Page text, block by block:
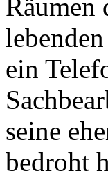
Räumen
ein
seine
bedroht